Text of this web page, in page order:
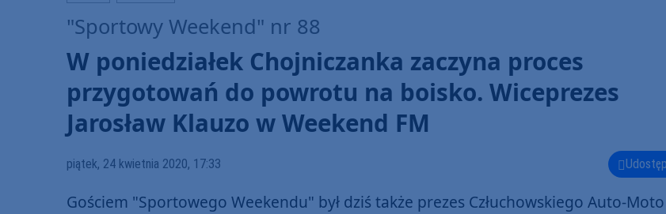
"Sportowy Weekend" nr 88
W poniedziałek Chojniczanka zaczyna proces
przygotowań do powrotu na boisko. Wiceprezes
Jarosław Klauzo w Weekend FM
piątek, 24 kwietnia 2020, 17:33
Gościem "Sportowego Weekendu" był dziś także prezes Człuchowskiego Auto-Moto